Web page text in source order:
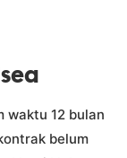
waktu 12 bulan
belum